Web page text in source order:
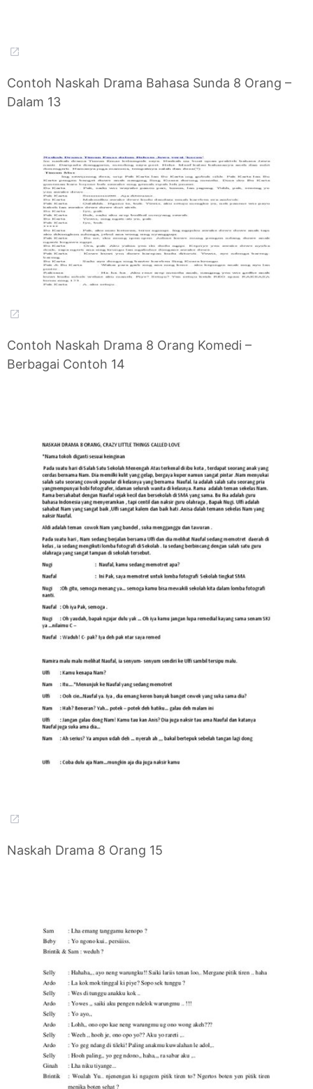
Contoh Naskah Drama Bahasa Sunda 8 Orang –
Dalam 13
Contoh Naskah Drama 8 Orang Komedi –
Berbagai Contoh 14
Naskah Drama 8 Orang 15